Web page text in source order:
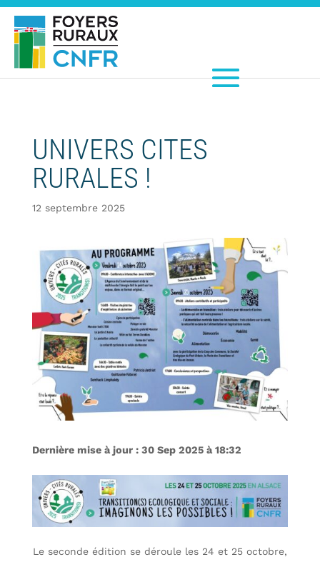
UNIVERS CITES
RURALES !
12 septembre 2025
Dernière mise à jour : 30 Sep 2025 à 18:32
Le seconde édition se déroule les 24 et 25 octobre,